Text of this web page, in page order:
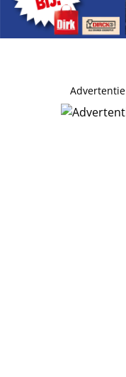
Advertentie